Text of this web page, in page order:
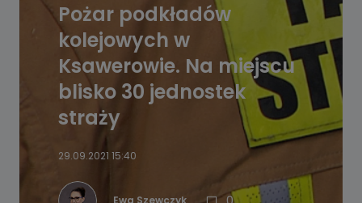
Pożar podkładów
kolejowych w
Ksawerowie. Na miejscu
blisko 30 jednostek
straży
29.09.2021 15:40